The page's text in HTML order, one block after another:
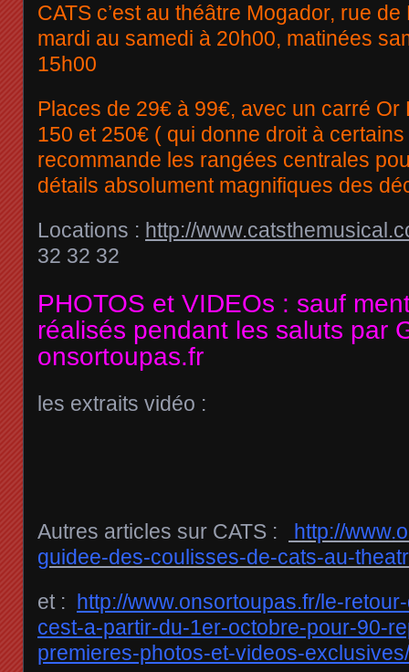
CATS c’est au théâtre Mogador, rue
mardi au samedi à 20h00, matinées
15h00
Places de 29€ à 99€, avec un carré Or
150 et 250€ ( qui donne droit à
recommande les rangées centrales
détails absolument magnifiques des
Locations : http://
32 32 32
PHOTOS et VIDEOs : sauf
réalisés pendant les saluts par
onsortoupas.fr
les extraits vidéo :
Autres articles sur CATS :
http://
guidee-des-coulisses-de-cats-au-
et : http://www.onsortoupas.fr/le-
cest-a-partir-du-1er-octobre-pour-90-
premieres-photos-et-videos-exclusives/